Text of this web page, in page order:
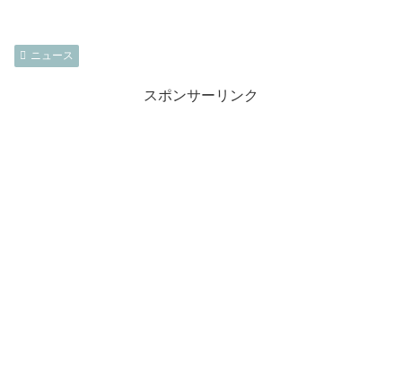
ニュース
スポンサーリンク